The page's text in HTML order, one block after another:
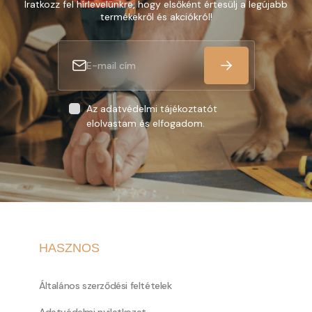
Iratkozz fel hírlevelünkre, hogy elsőként értesülj a legújabb
termékekről és akciókról!
Az adatvédelmi tájékoztatót
elolvastam és elfogadom.
HASZNOS
Általános szerződési feltételek